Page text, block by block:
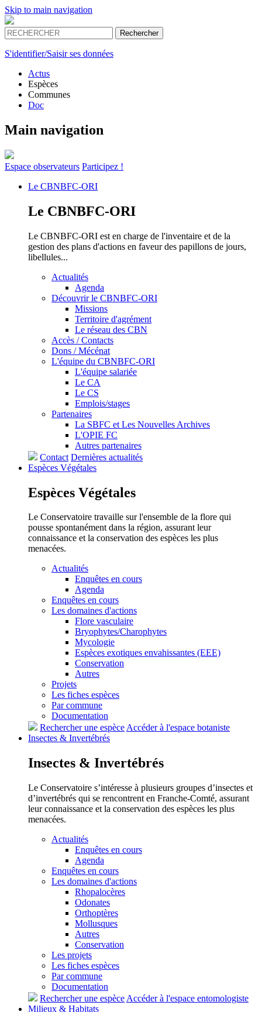
Skip to main navigation
S'identifier/Saisir ses données
Actus
Espèces
Communes
Doc
Main navigation
Espace observateurs Participez !
Le CBNBFC-ORI
Le CBNBFC-ORI
Le CBNBFC-ORI est en charge de l'inventaire et de la
gestion des plans d'actions en faveur des papillons de jours,
libellules...
Actualités
Agenda
Découvrir le CBNBFC-ORI
Missions
Territoire d'agrément
Le réseau des CBN
Accès / Contacts
Dons / Mécénat
L'équipe du CBNBFC-ORI
L'équipe salariée
Le CA
Le CS
Emplois/stages
Partenaires
La SBFC et Les Nouvelles Archives
L'OPIE FC
Autres partenaires
Contact Dernières actualités
Espèces Végétales
Espèces Végétales
Le Conservatoire travaille sur l'ensemble de la flore qui
pousse spontanément dans la région, assurant leur
connaissance et la conservation des espèces les plus
menacées.
Actualités
Enquêtes en cours
Agenda
Enquêtes en cours
Les domaines d'actions
Flore vasculaire
Bryophytes/Charophytes
Mycologie
Espèces exotiques envahissantes (EEE)
Conservation
Autres
Projets
Les fiches espèces
Par commune
Documentation
Rechercher une espèceAccéder à l'espace botaniste
Insectes & Invertébrés
Insectes & Invertébrés
Le Conservatoire s’intéresse à plusieurs groupes d’insectes et
d’invertébrés qui se rencontrent en Franche-Comté, assurant
leur connaissance et la conservation des espèces les plus
menacées.
Actualités
Enquêtes en cours
Agenda
Enquêtes en cours
Les domaines d'actions
Rhopalocères
Odonates
Orthoptères
Mollusques
Autres
Conservation
Les projets
Les fiches espèces
Par commune
Documentation
Rechercher une espèce Accéder à l'espace entomologiste
Milieux & Habitats